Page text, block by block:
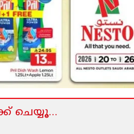
ചെയ്യൂ…